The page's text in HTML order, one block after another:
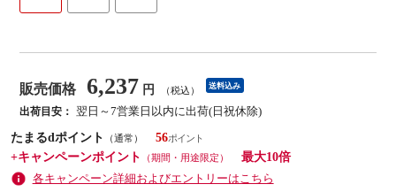
販売価格 6,237 円 （税込） 送料込み
出荷目安： 翌日～7営業日以内に出荷(日祝休除)
たまるdポイント
（通常）
56
+キャンペーンポイント
（期間・用途限定）
最大10倍
各キャンペーン詳細およびエントリーはこちら